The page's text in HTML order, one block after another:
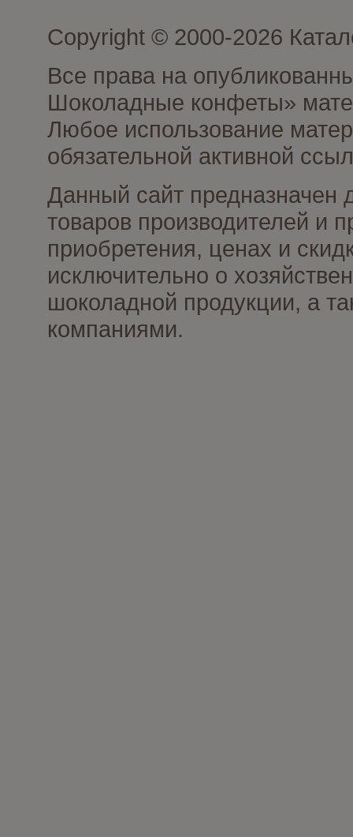
Copyright © 2000-2026
Все права на
Шоколадные конфеты»
Любое использование
обязательной активной
Данный сайт предназначен
товаров производителей и
приобретения, ценах и
исключительно о
шоколадной продукции, а
компаниями.